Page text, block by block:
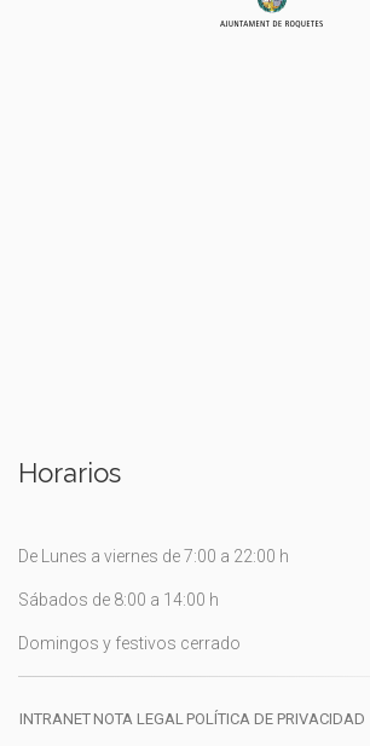
Horarios
De Lunes a viernes de 7:00 a 22:00 h
Sábados de 8:00 a 14:00 h
Domingos y festivos cerrado
INTRANET NOTA LEGAL POLÍTICA DE PRIVACIDAD